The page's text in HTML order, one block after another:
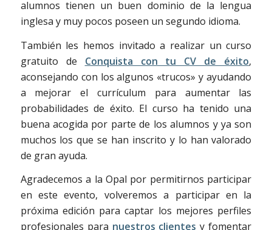
alumnos tienen un buen dominio de la lengua
inglesa y muy pocos poseen un segundo idioma.
También les hemos invitado a realizar un curso
gratuito de Conquista con tu CV de éxito,
aconsejando con los algunos «trucos» y ayudando
a mejorar el currículum para aumentar las
probabilidades de éxito. El curso ha tenido una
buena acogida por parte de los alumnos y ya son
muchos los que se han inscrito y lo han valorado
de gran ayuda.
Agradecemos a la Opal por permitirnos participar
en este evento, volveremos a participar en la
próxima edición para captar los mejores perfiles
profesionales para nuestros clientes y fomentar